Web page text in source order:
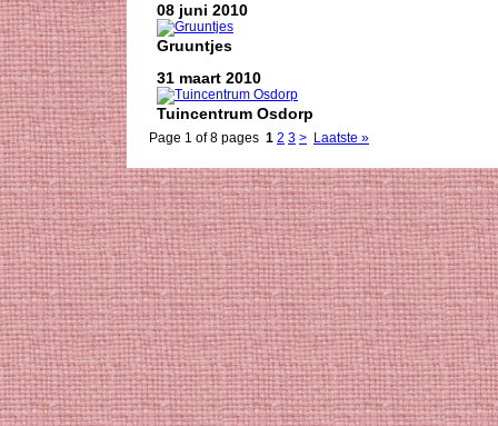
08 juni 2010
Gruuntjes
31 maart 2010
Tuincentrum Osdorp
Page 1 of 8 pages 1 2 3 > Laatste »